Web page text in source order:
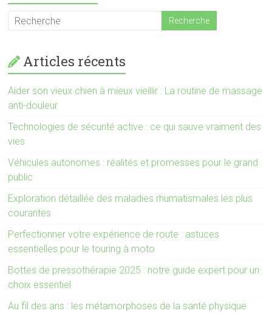
Articles récents
Aider son vieux chien à mieux vieillir : La routine de massage
anti-douleur
Technologies de sécurité active : ce qui sauve vraiment des
vies
Véhicules autonomes : réalités et promesses pour le grand
public
Exploration détaillée des maladies rhumatismales les plus
courantes
Perfectionner votre expérience de route : astuces
essentielles pour le touring à moto
Bottes de pressothérapie 2025 : notre guide expert pour un
choix essentiel
Au fil des ans : les métamorphoses de la santé physique